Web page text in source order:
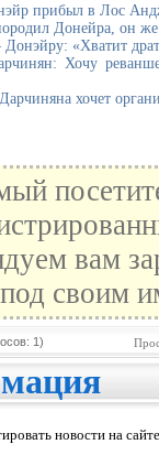
прибыл в Лос
Донейра, он
Донэйру: «Хватит
Хочу
хочет
вам
своим
1)
новости на